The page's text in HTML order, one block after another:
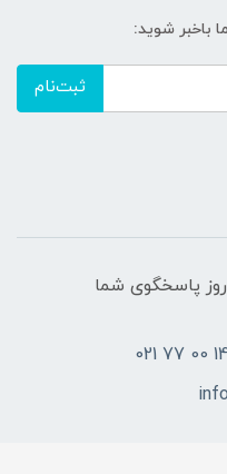
باخبر شوید:
ثبت‌نام
شبانه‌ روز پاسخگوی شما